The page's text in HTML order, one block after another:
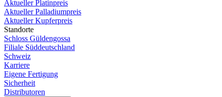
Aktueller Platinpreis
Aktueller Palladiumpreis
Aktueller Kupferpreis
Standorte
Schloss Güldengossa
Filiale Süddeutschland
Schweiz
Karriere
Eigene Fertigung
Sicherheit
Distributoren